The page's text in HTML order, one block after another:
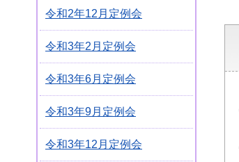
令和2年12月定例会
令和3年2月定例会
令和3年6月定例会
令和3年9月定例会
令和3年12月定例会